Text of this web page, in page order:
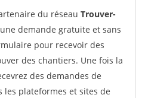
du réseau Trouver-
demande gratuite et sans
pour recevoir des
des chantiers. Une fois la
des demandes de
les plateformes et sites de